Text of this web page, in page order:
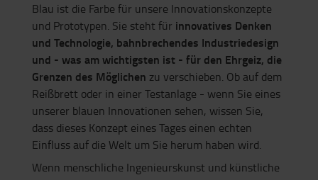
Blau ist die Farbe für unsere Innovationskonzepte
und Prototypen. Sie steht für innovatives Denken
und Technologie, bahnbrechendes Industriedesign
und - was am wichtigsten ist - für den Ehrgeiz, die
Grenzen des Möglichen zu verschieben. Ob auf dem
Reißbrett oder in einer Testanlage - wenn Sie eines
unserer blauen Innovationen sehen, wissen Sie,
dass dieses Konzept eines Tages einen echten
Einfluss auf die Welt um Sie herum haben wird.
Wenn menschliche Ingenieurskunst und künstliche